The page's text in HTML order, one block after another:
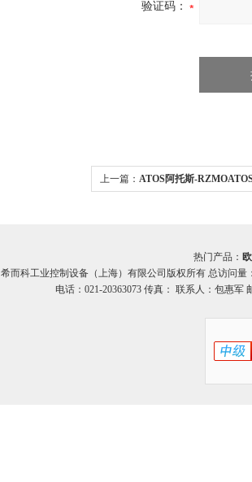
验证码：
上一篇： ATOS阿托斯-
热门产品：
希而科工业控制设备（上海）有限公司版权所有 总访问量
电话：021-20363073 传真： 联系人：包惠军